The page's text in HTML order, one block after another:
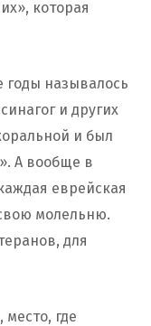
которая
годы называлось
и других
и был
А вообще в
еврейская
молельню.
для
где